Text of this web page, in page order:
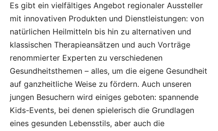
Es gibt ein vielfältiges Angebot regionaler Aussteller
mit innovativen Produkten und Dienstleistungen: von
natürlichen Heilmitteln bis hin zu alternativen und
klassischen Therapieansätzen und auch Vorträge
renommierter Experten zu verschiedenen
Gesundheitsthemen – alles, um die eigene Gesundheit
auf ganzheitliche Weise zu fördern. Auch unseren
jungen Besuchern wird einiges geboten: spannende
Kids-Events, bei denen spielerisch die Grundlagen
eines gesunden Lebensstils, aber auch die